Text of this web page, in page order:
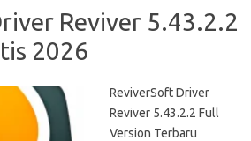
Reviver 5.43.2.2
2026
ReviverSoft Driver
Reviver 5.43.2.2 Full
Version Terbaru